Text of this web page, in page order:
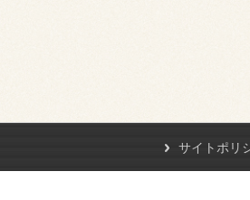
サイトポリ